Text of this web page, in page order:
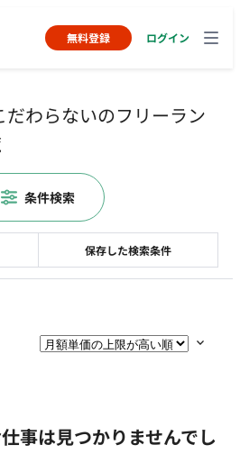
無料登録 ログイン
わらないのフリーラン
事は見つかりませんでし
保存した検索条件
条件検索